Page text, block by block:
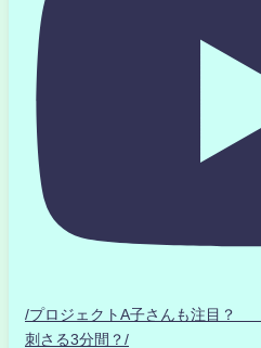
/プロジェクトA子さんも注目？
刺さる3分間？/